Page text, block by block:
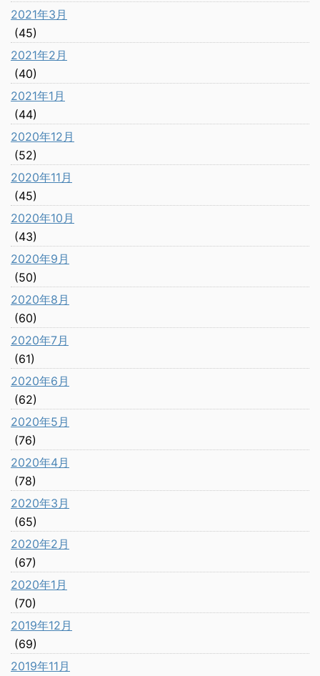
2021年3月
(45)
2021年2月
(40)
2021年1月
(44)
2020年12月
(52)
2020年11月
(45)
2020年10月
(43)
2020年9月
(50)
2020年8月
(60)
2020年7月
(61)
2020年6月
(62)
2020年5月
(76)
2020年4月
(78)
2020年3月
(65)
2020年2月
(67)
2020年1月
(70)
2019年12月
(69)
2019年11月